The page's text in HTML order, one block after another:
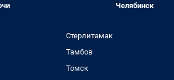
Челябинск
Стерлитамак
Тамбов
Томск